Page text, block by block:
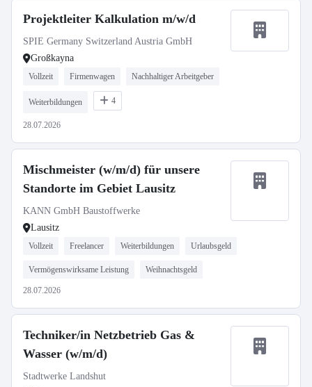
Projektleiter Kalkulation m/w/d
SPIE Germany Switzerland Austria GmbH
Großkayna
Vollzeit Firmenwagen Nachhaltiger Arbeitgeber
Weiterbildungen 4
28.07.2026
Mischmeister (w/m/d) für unsere
Standorte im Gebiet Lausitz
KANN GmbH Baustoffwerke
Lausitz
Vollzeit Freelancer Weiterbildungen Urlaubsgeld
Vermögenswirksame Leistung Weihnachtsgeld
28.07.2026
Techniker/in Netzbetrieb Gas &
Wasser (w/m/d)
Stadtwerke Landshut